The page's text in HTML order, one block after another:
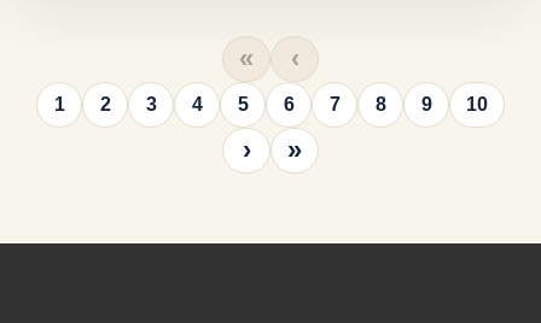
« ‹
1 2 3 4 5 6 7 8 9 10
› »